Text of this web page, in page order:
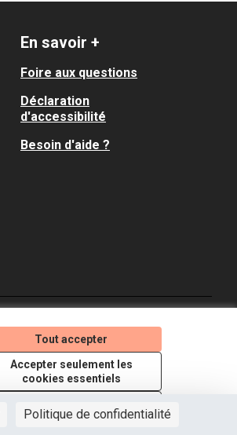
Politique de confidentialité
Tout accepter
Accepter seulement les
cookies essentiels
En savoir +
Foire aux questions
Déclaration
d'accessibilité
Besoin d'aide ?
(Lien externe)
(Lien externe)
(Lien externe)
Licence Creative
(Lien externe)